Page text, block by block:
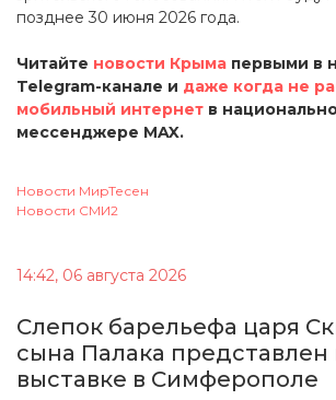
позднее 30 июня 2026 года.
Читайте новости Крыма первыми в
Telegram-канале и даже когда не
мобильный интернет в
мессенджере MAX.
Новости МирТесен
Новости СМИ2
14:42, 06 августа 2026
Cлепок барельефа царя
сына Палака представлен
выставке в Симферополе